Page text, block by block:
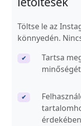
Töltse le az
könnyedén.
✔
Tartsa
✔